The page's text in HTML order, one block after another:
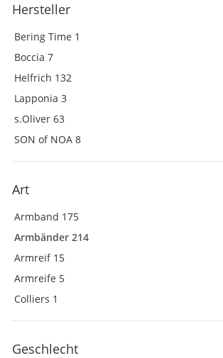
Hersteller
Bering Time 1
Boccia 7
Helfrich 132
Lapponia 3
s.Oliver 63
SON of NOA 8
Art
Armband 175
Armbänder 214
Armreif 15
Armreife 5
Colliers 1
Geschlecht